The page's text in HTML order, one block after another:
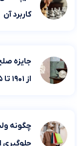
کاربرد آن
جایزه
از ۱۹۰۱ تا ۲۰۲۵)
جلوگیری